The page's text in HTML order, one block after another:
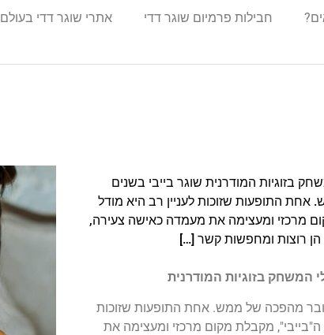
חבילות פרמיום שוגר דדי אתרי שוגר דדי בעולם
בזוגיות המודרנית שוגר בייבי בשנים
התופעות שזוכות לעניין רב היא מודל
מרכזי ומעצימה את מעמדה כאישה צעירה,
הן רוצות ומחפשות קשר […]
בזוגיות המודרנית
מהפכה של ממש. אחת התופעות שזוכות
ה"בייבי", מקבלת מקום מרכזי ומעצימה את